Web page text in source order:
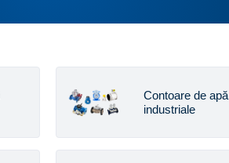
Contoare de apă
industriale